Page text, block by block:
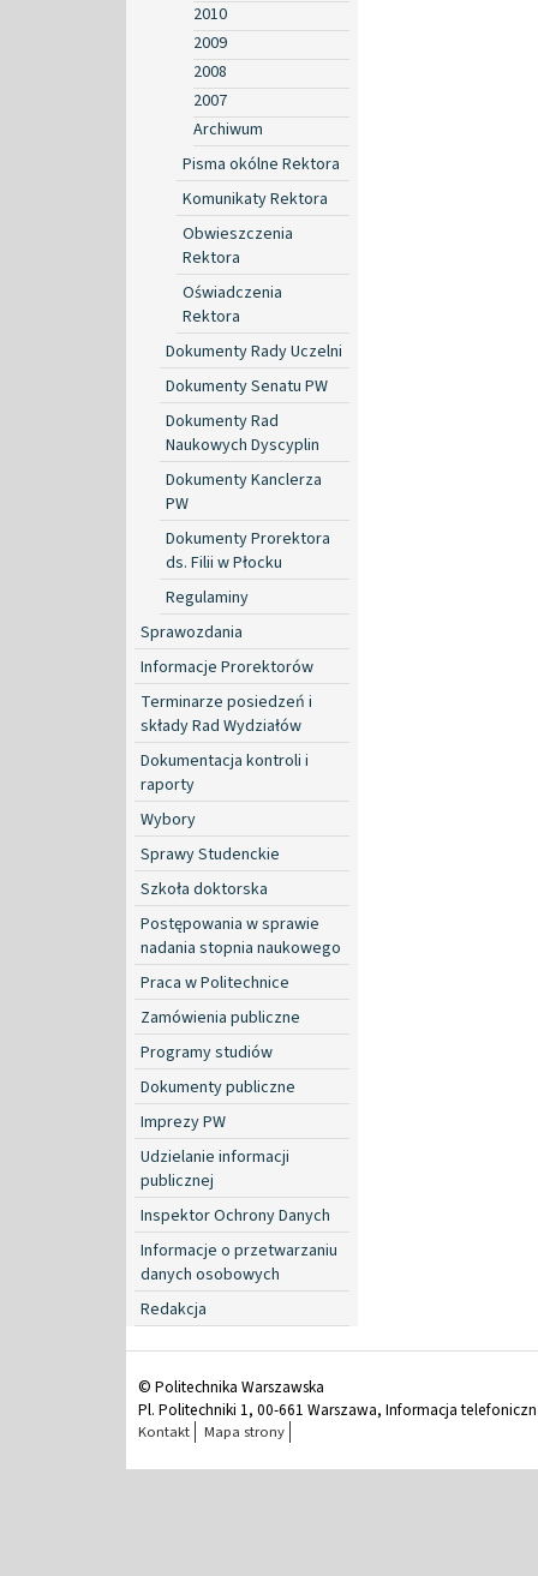
2010
2009
2008
2007
Archiwum
Pisma okólne Rektora
Komunikaty Rektora
Obwieszczenia
Rektora
Oświadczenia
Rektora
Dokumenty Rady Uczelni
Dokumenty Senatu PW
Dokumenty Rad
Naukowych Dyscyplin
Dokumenty Kanclerza
PW
Dokumenty Prorektora
ds. Filii w Płocku
Regulaminy
Sprawozdania
Informacje Prorektorów
Terminarze posiedzeń i
składy Rad Wydziałów
Dokumentacja kontroli i
raporty
Wybory
Sprawy Studenckie
Szkoła doktorska
Postępowania w sprawie
nadania stopnia naukowego
Praca w Politechnice
Zamówienia publiczne
Programy studiów
Dokumenty publiczne
Imprezy PW
Udzielanie informacji
publicznej
Inspektor Ochrony Danych
Informacje o przetwarzaniu
danych osobowych
Redakcja
© Politechnika Warszawska
Pl. Politechniki 1, 00-661 Warszawa, Informacja
Kontakt Mapa strony